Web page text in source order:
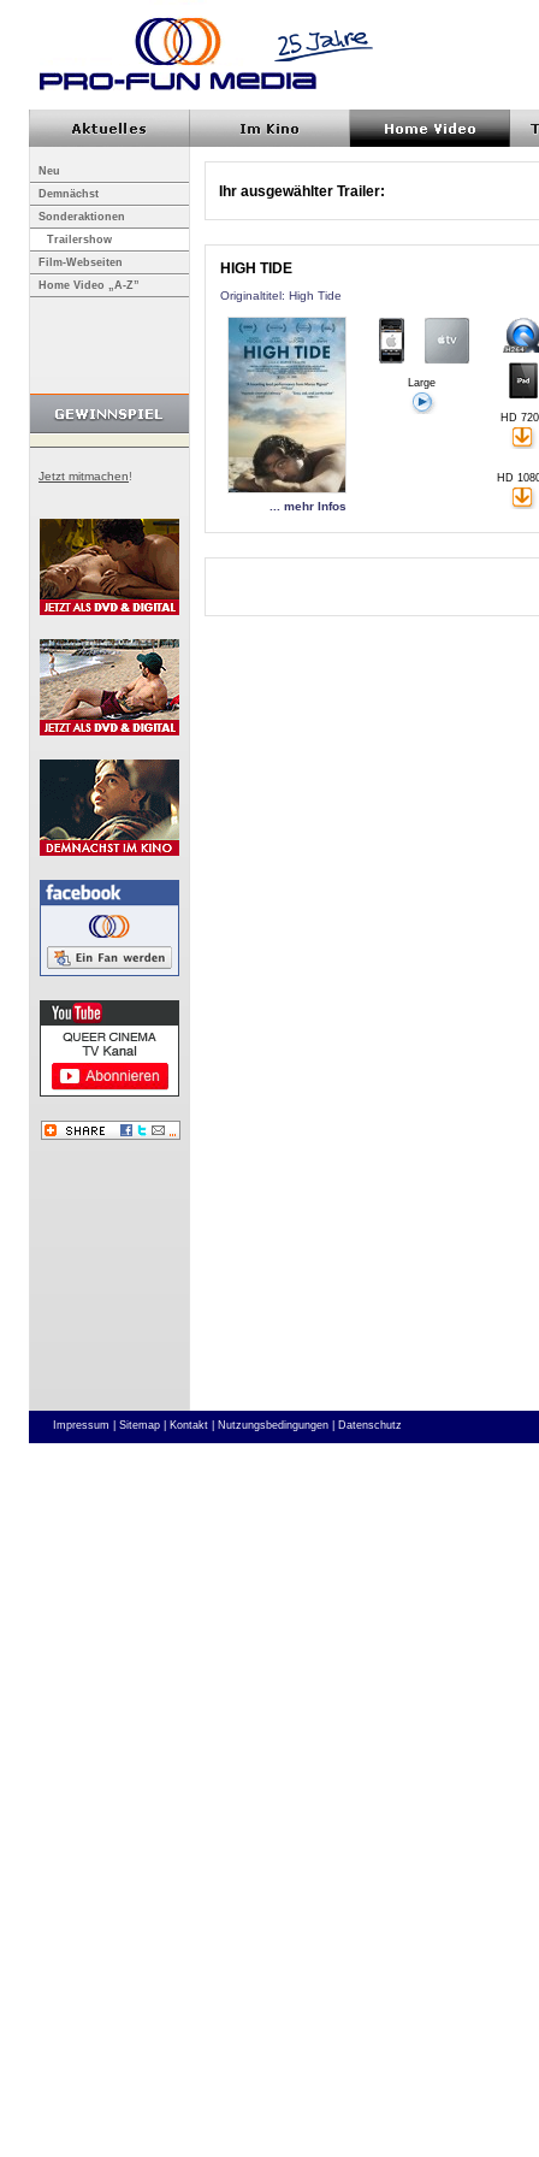
Neu
Demnächst
Sonderaktionen
Trailershow
Film-Webseiten
Home Video „A-Z”
Jetzt mitmachen!
Ihr ausgewählter Trailer:
HIGH TIDE
Originaltitel: High Tide
... mehr Infos
Large
HD
HD
Impressum | Sitemap | Kontakt | Nutzungsbedingungen | Datenschutz